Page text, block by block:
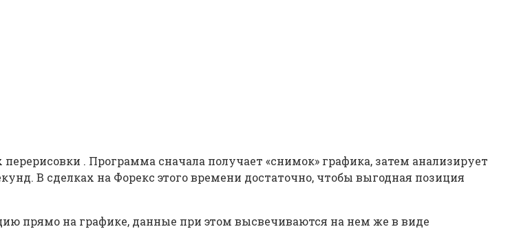
. Программа сначала получает «снимок» графика, затем анализирует
В сделках на Форекс этого времени достаточно, чтобы выгодная позиция
прямо на графике, данные при этом высвечиваются на нем же в виде